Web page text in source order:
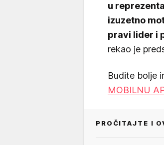
u
izuzetno
pravi lider i
rekao je
Budite bolje
MOBILNU
PROČITAJTE I